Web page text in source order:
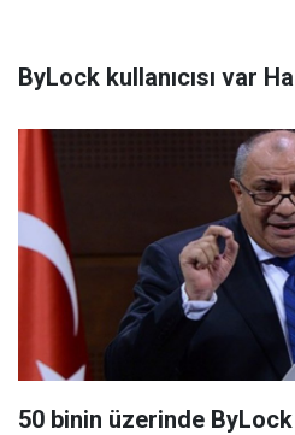
ByLock kullanıcısı var
50 binin üzerinde ByLock